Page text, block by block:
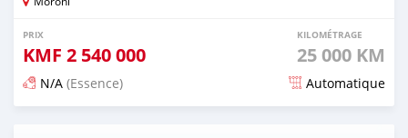
PRIX
KMF 2 540 000
KILOMÉTRAGE
25 000 KM
N/A (Essence) Automatique